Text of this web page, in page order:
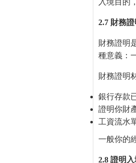
2.7 財務
財務證明
種意義：
財務證明
銀行存款
證明你財
工資流水
一般你的
2.8 證明